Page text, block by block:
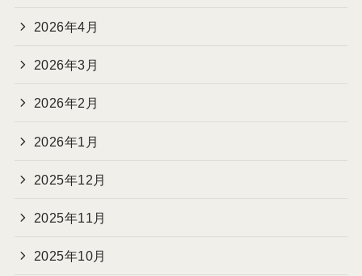
2026年4月
2026年3月
2026年2月
2026年1月
2025年12月
2025年11月
2025年10月